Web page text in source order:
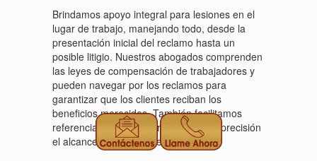
Brindamos apoyo integral para lesiones en el
lugar de trabajo, manejando todo, desde la
presentación inicial del reclamo hasta un
posible litigio. Nuestros abogados comprenden
las leyes de compensación de trabajadores y
pueden navegar por los reclamos para
garantizar que los clientes reciban los
beneficios merecidos. También facilitamos
referencias médicas para probar con precisión
el alcance de las lesiones laborales.